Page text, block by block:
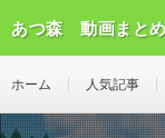
あつ森 動画まと
ホーム 人気記事